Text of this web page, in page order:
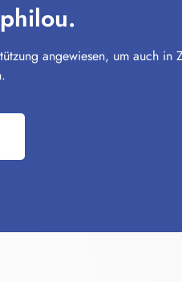
angewiesen, um auch in